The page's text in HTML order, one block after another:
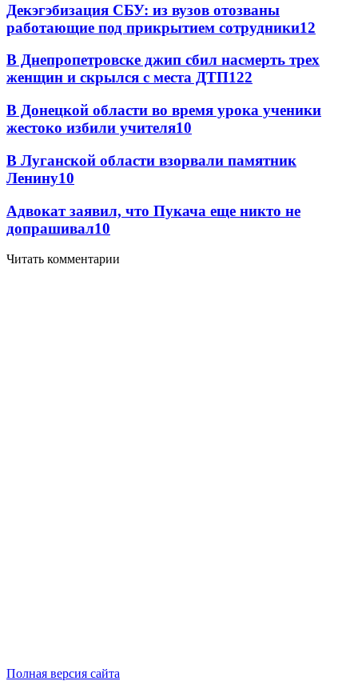
Декэгэбизация СБУ: из вузов отозваны
работающие под прикрытием сотрудники12
В Днепропетровске джип сбил насмерть трех
женщин и скрылся с места ДТП122
В Донецкой области во время урока ученики
жестоко избили учителя10
В Луганской области взорвали памятник
Ленину10
Адвокат заявил, что Пукача еще никто не
допрашивал10
Читать комментарии
Полная версия сайта